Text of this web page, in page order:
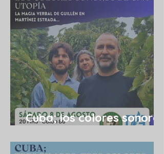
Cuba; los colores sonoros